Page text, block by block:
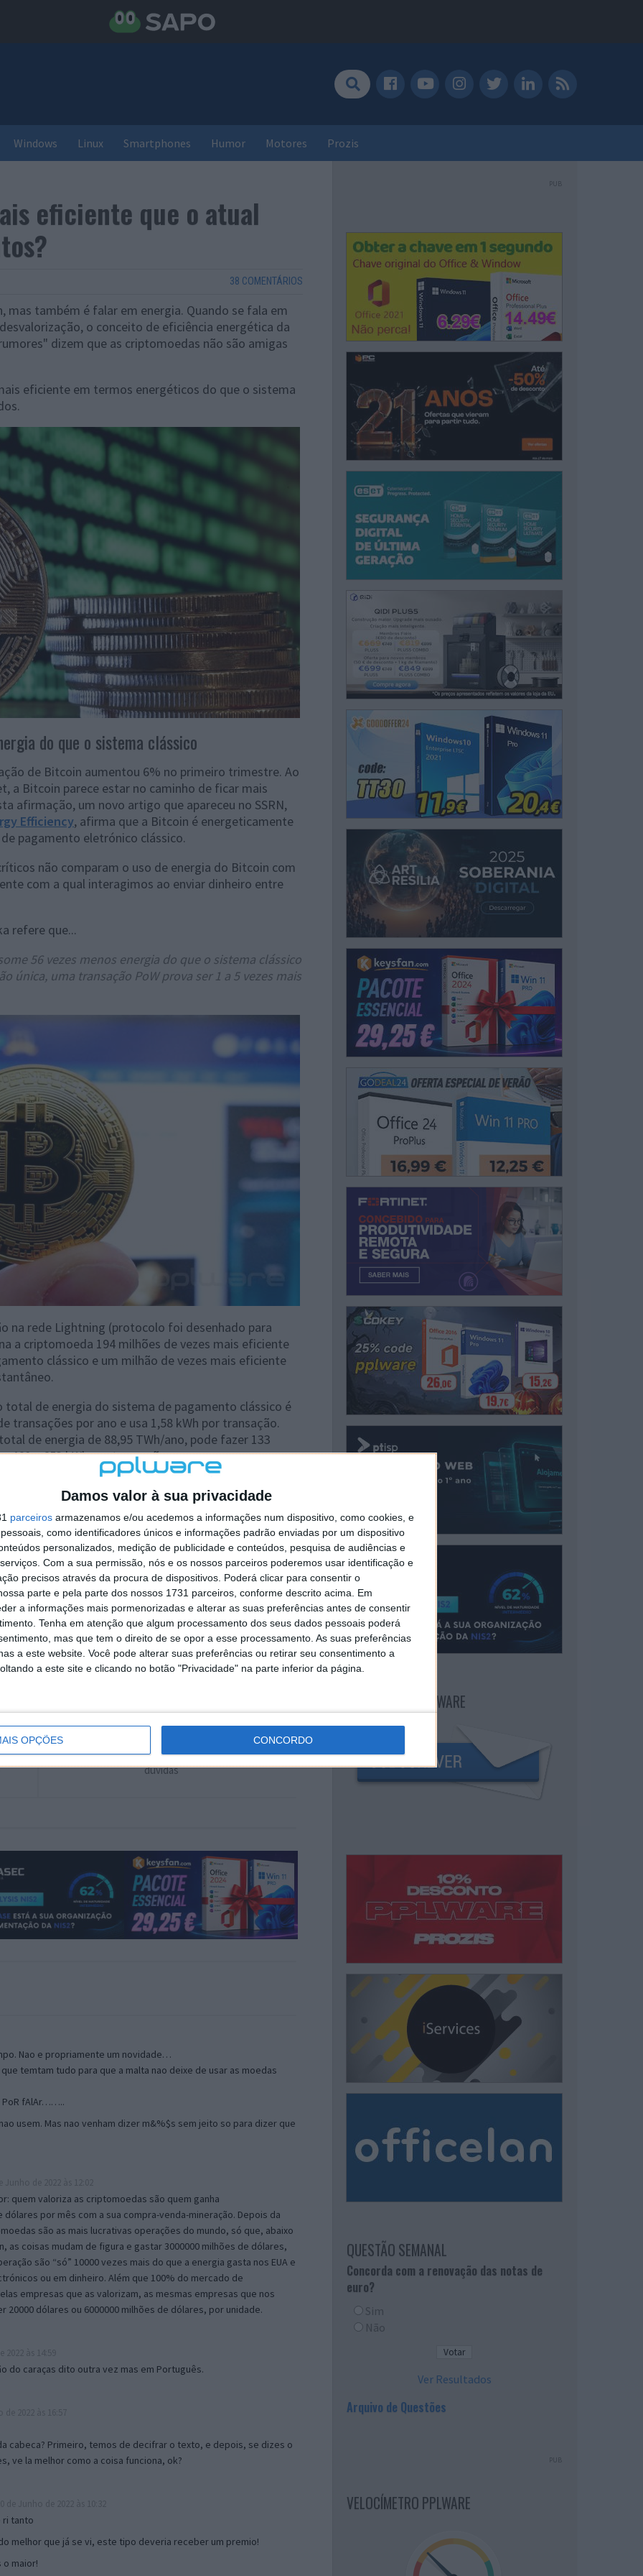
Damos valor à sua privacidade
parceiros armazenamos e/ou acedemos a informações num dispositivo, como cookies, e
como identificadores únicos e informações padrão enviadas por um dispositivo
personalizados, medição de publicidade e conteúdos, pesquisa de audiências e
Com a sua permissão, nós e os nossos parceiros poderemos usar identificação e
precisos através da procura de dispositivos. Poderá clicar para consentir o
parte e pela parte dos nossos 1731 parceiros, conforme descrito acima. Em
a informações mais pormenorizadas e alterar as suas preferências antes de consentir
Tenha em atenção que algum processamento dos seus dados pessoais poderá
mas que tem o direito de se opor a esse processamento. As suas preferências
a este website. Você pode alterar suas preferências ou retirar seu consentimento a
a este site e clicando no botão "Privacidade" na parte inferior da página.
OPÇÕES CONCORDO
Windows Linux Smartphones Humor Motores Prozis
eficiente que o atual
38 COMENTÁRIOS
mas também é falar em energia. Quando se fala em
o conceito de eficiência energética da
dizem que as criptomoedas não são amigas
eficiente em termos energéticos do que o sistema
do que o sistema clássico
de Bitcoin aumentou 6% no primeiro trimestre. Ao
a Bitcoin parece estar no caminho de ficar mais
afirmação, um novo artigo que apareceu no SSRN,
Efficiency, afirma que a Bitcoin é energeticamente
pagamento eletrónico clássico.
não comparam o uso de energia do Bitcoin com
com a qual interagimos ao enviar dinheiro entre
refere que...
56 vezes menos energia do que o sistema clássico
única, uma transação PoW prova ser 1 a 5 vezes mais
na rede Lightning (protocolo foi desenhado para
a criptomoeda 194 milhões de vezes mais eficiente
clássico e um milhão de vezes mais eficiente
de energia do sistema de pagamento clássico é
transações por ano e usa 1,58 kWh por transação.
de energia de 88,95 TWh/ano, pode fazer 133
460 e 653 kWh por transação.
artigo tem mais de um ano
no Google Notícias
Autor:Pedro Pinto
Consultório Pplware – Esclareça aqui as suas
dúvidas
Nao e propriamente um novidade…
temtam tudo para que a malta nao deixe de usar as moedas
PoR fAlAr……..
usem. Mas nao venham dizer m&%$s sem jeito so para dizer que
quem valoriza as criptomoedas são quem ganha
dólares por mês com a sua compra-venda-mineração. Depois da
são as mais lucrativas operações do mundo, só que, abaixo
as coisas mudam de figura e gastar 3000000 milhões de dólares,
são “só” 10000 vezes mais do que a energia gasta nos EUA e
ou em dinheiro. Além que 100% do mercado de
empresas que as valorizam, as mesmas empresas que nos
20000 dólares ou 6000000 milhões de dólares, por unidade.
do caraças dito outra vez mas em Português.
cabeca? Primeiro, temos de decifrar o texto, e depois, se dizes o
ve la melhor como a coisa funciona, ok?
ri tanto
melhor que já se vi, este tipo deveria receber um premio!
o maior!
PUB
NEWSLETTER PPLWARE
QUESTÃO SEMANAL
Concorda com a renovação das notas de
euro?
Sim
Não
Ver Resultados
Arquivo de Questões
PUB
VELOCÍMETRO PPLWARE